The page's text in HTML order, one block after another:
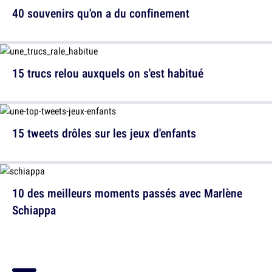
15 trucs relou auxquels on s'est habitué
10 des meilleurs moments passés avec Marlène
Schiappa
40 souvenirs qu'on a du confinement
15 tweets drôles sur les jeux d'enfants